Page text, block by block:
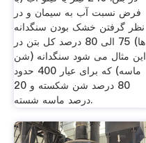
فرض نسبت آب به سیمان و در
نظر گرفتن خشک بودن سنگدانه
ها) 75 الی 80 درصد کل بتن در
این مثال می شود سنگدانه (شن
ماسه) که برای عیار 400 حدود
80 درصد شن شکسته و 20
درصد ماسه شسته.